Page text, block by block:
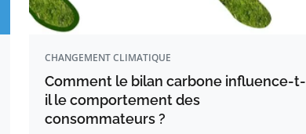
CHANGEMENT CLIMATIQUE
Comment le bilan carbone influence-t-
il le comportement des
consommateurs ?